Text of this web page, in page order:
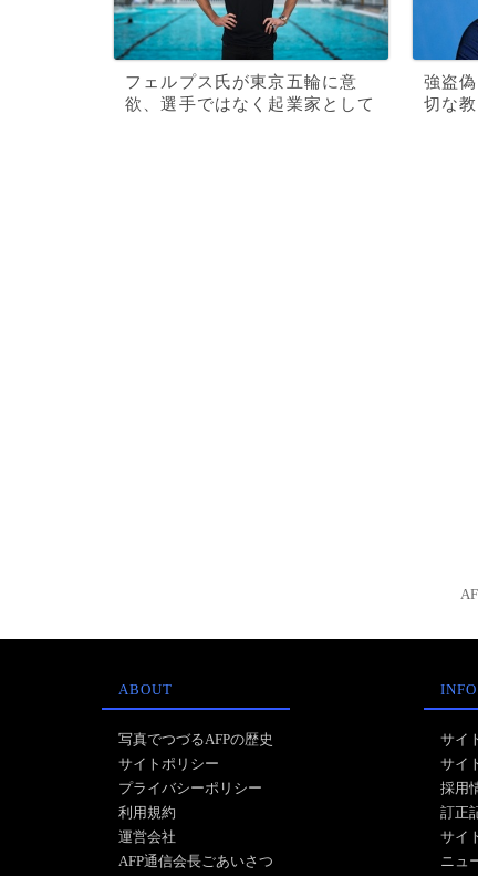
フェルプス氏が東京五輪に意
欲、選手ではなく起業家として
強盗
切な教
ABOUT
写真でつづるAFPの歴史
サイトポリシー
プライバシーポリシー
利用規約
運営会社
AFP通信会長ごあいさつ
INFO
サイ
サイ
採用
訂正
サイ
ニュ